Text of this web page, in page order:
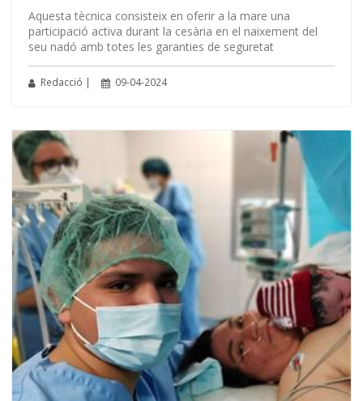
Aquesta tècnica consisteix en oferir a la mare una
participació activa durant la cesària en el naixement del
seu nadó amb totes les garanties de seguretat
Redacció | 09-04-2024